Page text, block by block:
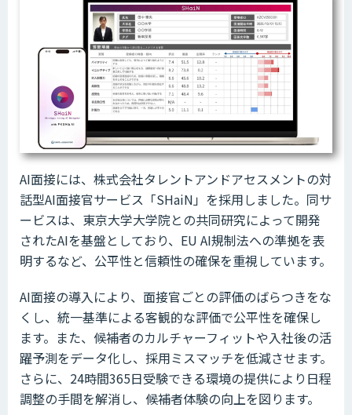
AI面接には、株式会社タレントアンドアセスメントの対
話型AI面接官サービス「SHaiN」を採用しました。同サ
ービスは、東京大学大学院との共同研究によって開発
されたAIを基盤としており、EU AI規制法への準拠を表
明するなど、公平性と信頼性の確保を重視しています。
AI面接の導入により、面接官ごとの評価のばらつきをな
くし、統一基準による客観的な評価で公平性を確保し
ます。また、候補者のカルチャーフィットや入社後の活
躍予測をデータ化し、採用ミスマッチを低減させます。
さらに、24時間365日受験できる環境の提供により日程
調整の手間を解消し、候補者体験の向上を図ります。